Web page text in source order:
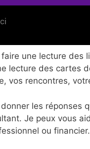
une lecture des
lecture des cartes
vos rencontres,
les réponses
Je peux vous
ou financier.